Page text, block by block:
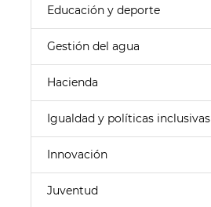
Educación y deporte
Gestión del agua
Hacienda
Igualdad y políticas inclusivas
Innovación
Juventud